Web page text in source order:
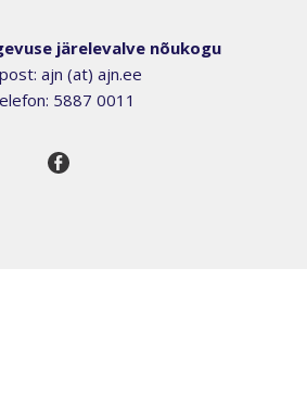
järelevalve nõukogu
ajn (at) ajn.ee
5887 0011